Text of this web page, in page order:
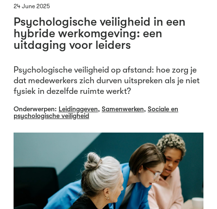
24 June 2025
Psychologische veiligheid in een
hybride werkomgeving: een
uitdaging voor leiders
Psychologische veiligheid op afstand: hoe zorg je
dat medewerkers zich durven uitspreken als je niet
fysiek in dezelfde ruimte werkt?
Onderwerpen: Leidinggeven, Samenwerken, Sociale en
psychologische veiligheid